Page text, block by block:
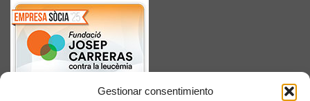
Gestionar consentimiento